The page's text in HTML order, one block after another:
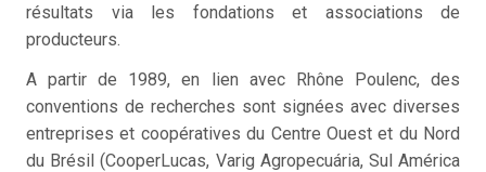
résultats via les fondations et associations de
producteurs.
A partir de 1989, en lien avec Rhône Poulenc, des
conventions de recherches sont signées avec diverses
entreprises et coopératives du Centre Ouest et du Nord
du Brésil (CooperLucas, Varig Agropecuária, Sul América